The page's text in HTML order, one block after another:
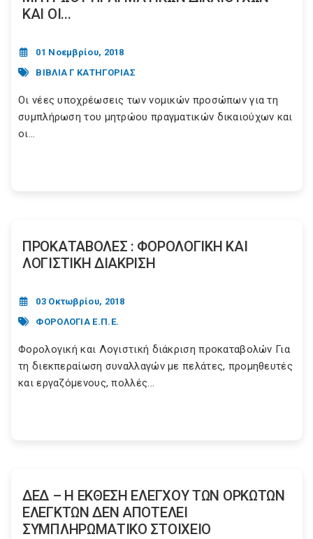
ΚΑΙ ΟΙ...
01 Νοεμβρίου, 2018
ΒΙΒΛΙΑ Γ ΚΑΤΗΓΟΡΙΑΣ
Οι νέες υποχρέωσεις των νομικών προσώπων για τη
συμπλήρωση του μητρώου πραγματικών δικαιούχων και
οι...
ΠΡΟΚΑΤΑΒΟΛΕΣ : ΦΟΡΟΛΟΓΙΚΗ ΚΑΙ
ΛΟΓΙΣΤΙΚΗ ΔΙΑΚΡΙΣΗ
03 Οκτωβρίου, 2018
ΦΟΡΟΛΟΓΙΑ Ε.Π.Ε.
Φορολογική και Λογιστική διάκριση προκαταβολών Για
τη διεκπεραίωση συναλλαγών με πελάτες, προμηθευτές
και εργαζόμενους, πολλές...
ΔΕΔ – Η ΕΚΘΕΣΗ ΕΛΕΓΧΟΥ ΤΩΝ ΟΡΚΩΤΩΝ
ΕΛΕΓΚΤΩΝ ΔΕΝ ΑΠΟΤΕΛΕΙ
ΣΥΜΠΛΗΡΩΜΑΤΙΚΟ ΣΤΟΙΧΕΙΟ